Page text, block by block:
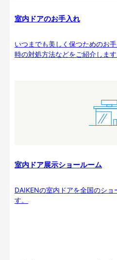
室内ドアのお手入れ
いつまでも美しく保つためのお
時の対処方法などをご紹介します
室内ドア展示ショールーム
DAIKENの室内ドアを全国のショ
す。